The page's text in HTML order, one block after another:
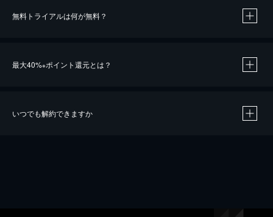
無料トライアルは何が無料？
最大40%※ポイント還元とは？
いつでも解約できますか